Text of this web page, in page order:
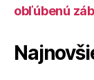
obľúbenú